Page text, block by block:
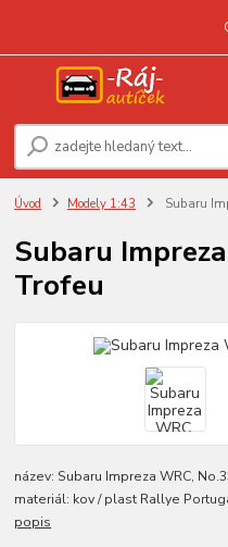
Úvod Modely 1:43 Subaru
Subaru
Trofeu
název: Subaru Impreza WRC,
materiál: kov / plast Rallye
popis